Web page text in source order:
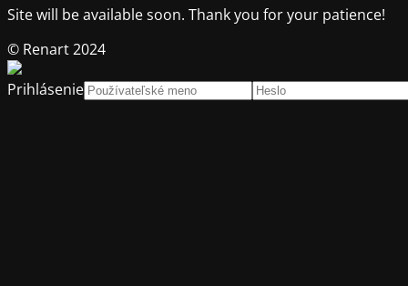
Site will be available soon. Thank you for your patience!
© Renart 2024
Prihlásenie